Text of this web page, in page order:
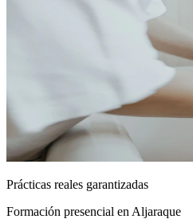
Prácticas reales garantizadas
Formación presencial en Aljaraque